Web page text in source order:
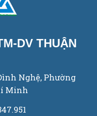
DV THUẬN
Nghệ, Phường
Minh